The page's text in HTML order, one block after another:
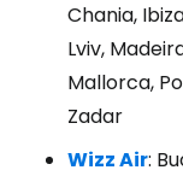
Chania,
Lviv,
Mallorca,
Zadar
Wizz Air: